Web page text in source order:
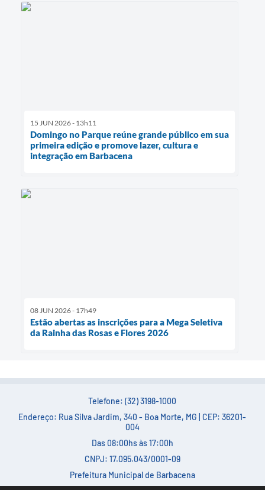
15 JUN 2026 - 13h11
Domingo no Parque reúne grande público em sua
primeira edição e promove lazer, cultura e
integração em Barbacena
08 JUN 2026 - 17h49
Estão abertas as inscrições para a Mega Seletiva
da Rainha das Rosas e Flores 2026
Telefone: (32) 3198-1000
Endereço: Rua Silva Jardim, 340 - Boa Morte, MG | CEP: 36201-
004
Das 08:00hs às 17:00h
CNPJ: 17.095.043/0001-09
Prefeitura Municipal de Barbacena